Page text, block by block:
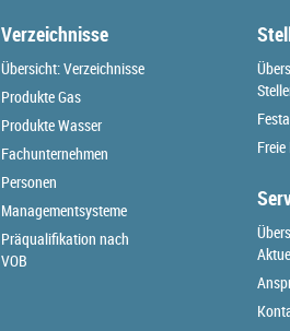
Verzeichnisse
Übersicht: Verzeichnisse
Produkte Gas
Produkte Wasser
Fachunternehmen
Personen
Managementsysteme
Präqualifikation nach
VOB